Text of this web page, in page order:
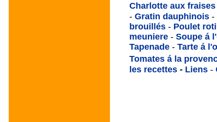
Charlotte aux fraises
- Gratin dauphinois -
brouillés - Poulet
meuniere - Soupe á
Tapenade - Tarte á
Tomates á la
les recettes - Liens -